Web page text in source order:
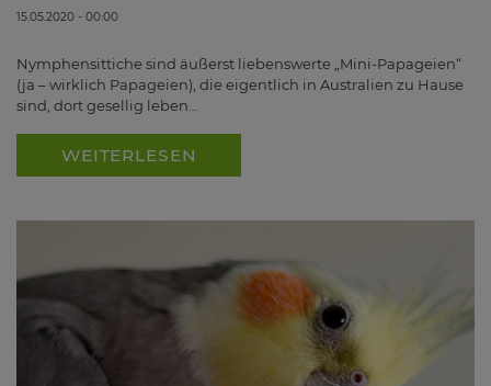
15.05.2020 - 00:00
Nymphensittiche sind äußerst liebenswerte „Mini-Papageien“
(ja – wirklich Papageien), die eigentlich in Australien zu Hause
sind, dort gesellig leben…
WEITERLESEN